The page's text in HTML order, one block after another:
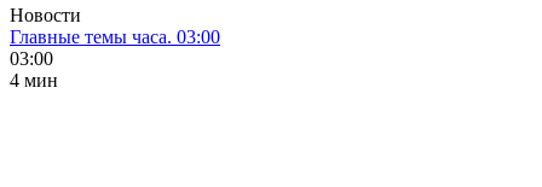
Новости
Главные темы часа. 03:00
03:00
4 мин